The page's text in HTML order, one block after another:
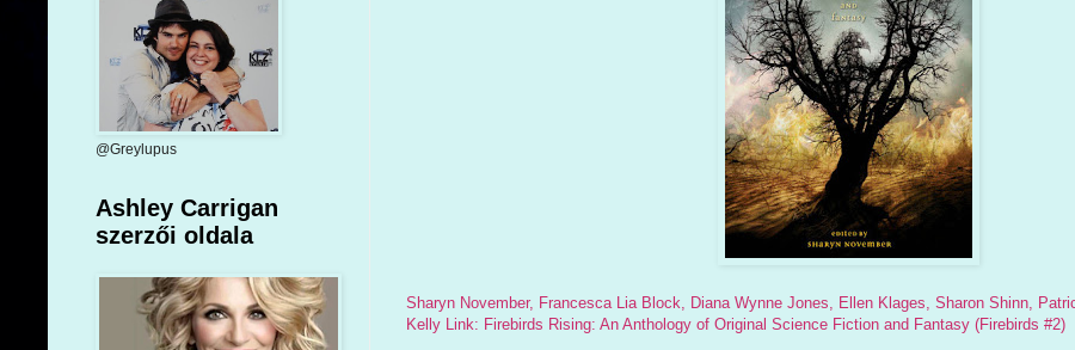
Sharyn November, Francesca Lia Block, Diana Wynne Jones, Ellen Klages, Sharon Shinn,
Kelly Link: Firebirds Rising: An Anthology of Original Science Fiction and Fantasy (Firebirds #2)
@Greylupus
Ashley Carrigan
szerzői oldala